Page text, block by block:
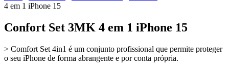
4 em 1 iPhone 15
Confort Set 3MK 4 em 1 iPhone 15
> Comfort Set 4in1 é um conjunto profissional que permite proteger
o seu iPhone de forma abrangente e por conta própria.